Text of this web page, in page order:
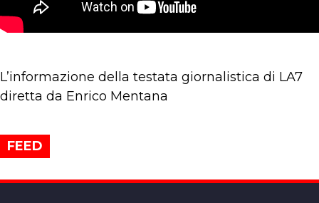
L’informazione della testata giornalistica di LA7
diretta da Enrico Mentana
FEED